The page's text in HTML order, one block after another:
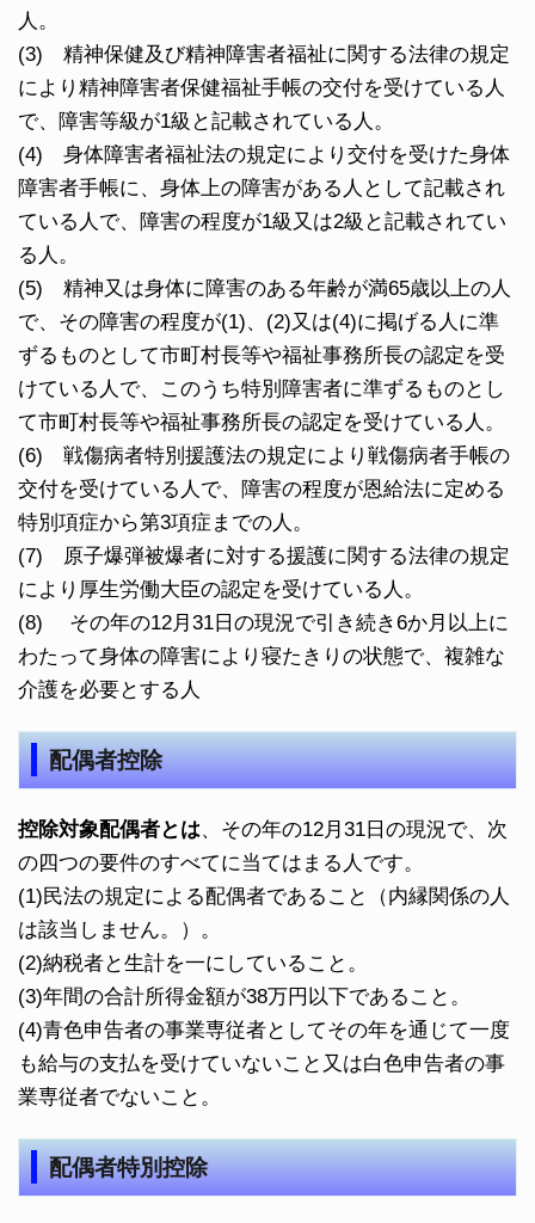
人。
(3) 精神保健及び精神障害者福祉に関する法律の規定
により精神障害者保健福祉手帳の交付を受けている人
で、障害等級が1級と記載されている人。
(4) 身体障害者福祉法の規定により交付を受けた身体
障害者手帳に、身体上の障害がある人として記載され
ている人で、障害の程度が1級又は2級と記載されてい
る人。
(5) 精神又は身体に障害のある年齢が満65歳以上の人
で、その障害の程度が(1)、(2)又は(4)に掲げる人に準
ずるものとして市町村長等や福祉事務所長の認定を受
けている人で、このうち特別障害者に準ずるものとし
て市町村長等や福祉事務所長の認定を受けている人。
(6) 戦傷病者特別援護法の規定により戦傷病者手帳の
交付を受けている人で、障害の程度が恩給法に定める
特別項症から第3項症までの人。
(7) 原子爆弾被爆者に対する援護に関する法律の規定
により厚生労働大臣の認定を受けている人。
(8) その年の12月31日の現況で引き続き6か月以上に
わたって身体の障害により寝たきりの状態で、複雑な
介護を必要とする人
配偶者控除
控除対象配偶者とは、その年の12月31日の現況で、次
の四つの要件のすべてに当てはまる人です。
(1)民法の規定による配偶者であること（内縁関係の人
は該当しません。）。
(2)納税者と生計を一にしていること。
(3)年間の合計所得金額が38万円以下であること。
(4)青色申告者の事業専従者としてその年を通じて一度
も給与の支払を受けていないこと又は白色申告者の事
業専従者でないこと。
配偶者特別控除